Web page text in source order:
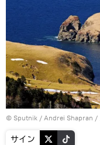
© Sputnik / Andrei Shapran /
サイン